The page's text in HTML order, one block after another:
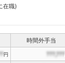
在職)
時間外手当
円 ???,???